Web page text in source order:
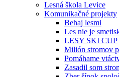
Lesná škola Levice
Komunikačné projekty
Behaj lesmi
Les nie je
LESY SKI CUP
Milión stromov
Pomáhame
Zasadil som